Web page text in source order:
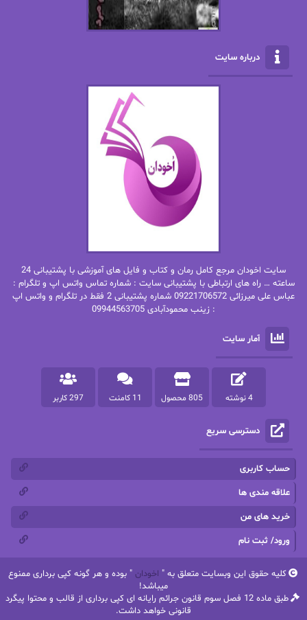
الناز پاکپور‌
الناز محمدی
امیر فرهی
باران
بهار سلطانی
بهاره شیرازی
بهاره.م
بیتا فرخی
پاتریشیا ویلسون پرتو فرهمند
پرستو اسحقی
پرستو مهاجر
پرهام رسولی
پروانه قدیمی پروانه محمدی
پریسا شکور(طوفان خاموش)
پنلوپه وارد
تاران
ثمین سرابی جان فاولز
جرج.آر.آر.مارتین
درباره سایت
سایت اخودان مرجع کامل رمان و کتاب و فایل های آموزشی با پشتیبانی 24
ساعته … راه های ارتباطی با پشتیبانی سایت : شماره تماس واتس اپ و تلگرام :
عباس علی میرزائی 09221706572 شماره پشتیبانی 2 فقط در تلگرام و واتس اپ
: زینب محمودآبادی 09944563705
آمار سایت
4 نوشته 805 محصول 11 کامنت 297 کاربر
دسترسی سریع
حساب کاربری
علاقه مندی ها
خرید های من
ورود/ ثبت نام
کلیه حقوق این وبسایت متعلق به " اخودان " بوده و هر گونه کپی برداری ممنوع
میباشد!
طبق ماده 12 فصل سوم قانون جرائم رایانه ای کپی برداری از قالب و محتوا پیگرد
قانونی خواهد داشت.